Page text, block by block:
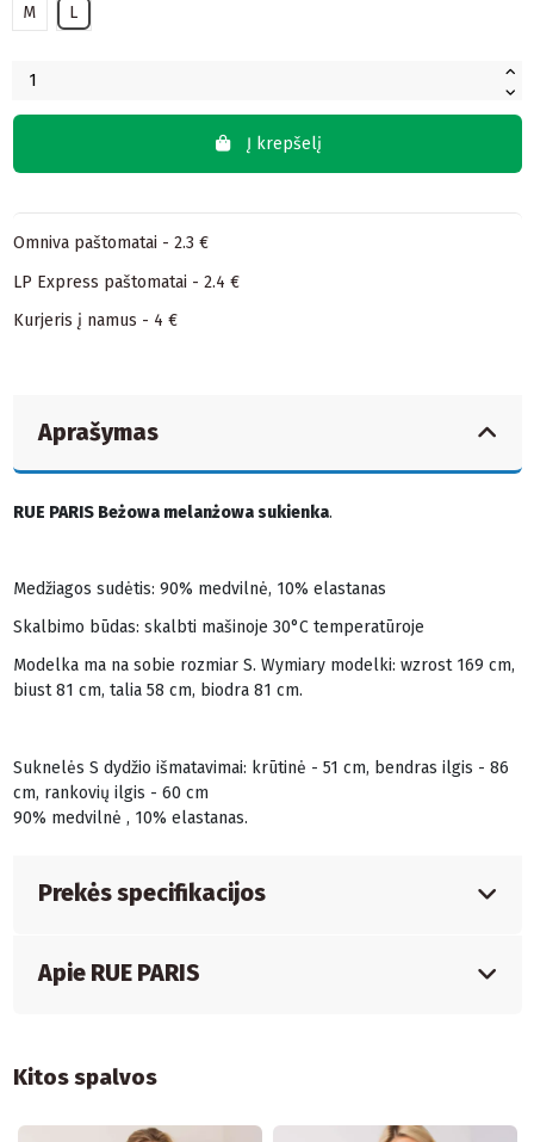
M
L
Į krepšelį
Omniva paštomatai - 2.3 €
LP Express paštomatai - 2.4 €
Kurjeris į namus - 4 €
Aprašymas
RUE PARIS Beżowa melanżowa sukienka.
Medžiagos sudėtis: 90% medvilnė, 10% elastanas
Skalbimo būdas: skalbti mašinoje 30°C temperatūroje
Modelka ma na sobie rozmiar S. Wymiary modelki: wzrost 169 cm,
biust 81 cm, talia 58 cm, biodra 81 cm.
Suknelės S dydžio išmatavimai: krūtinė - 51 cm, bendras ilgis - 86
cm, rankovių ilgis - 60 cm
90% medvilnė , 10% elastanas.
Prekės specifikacijos
Apie RUE PARIS
Kitos spalvos